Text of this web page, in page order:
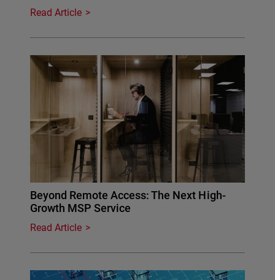
Read Article
Beyond Remote Access: The Next High-
Growth MSP Service
Read Article